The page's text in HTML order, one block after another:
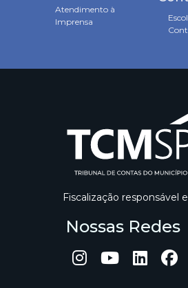
Atendimento à
Imprensa
Fiscalização responsável
Nossas Redes